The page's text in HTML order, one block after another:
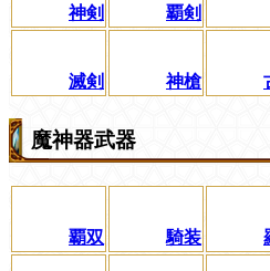
神剣 覇剣
滅剣 神槍
魔神器武器
覇双 騎装